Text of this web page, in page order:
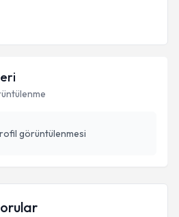
görüntülenmesi